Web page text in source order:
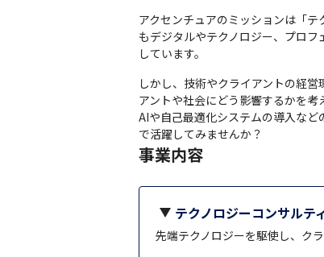
アクセンチュアのミッションは「
もデジタルやテクノロジー、プロ
しています。
しかし、技術やクライアントの経
アントや社会にどう影響するかを考
AIや自己最適化システムの導入など
で活躍してみませんか？
事業内容
テクノロジーコンサルテ
先端テクノロジーを駆使し、ク